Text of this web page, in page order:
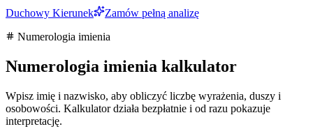
Duchowy Kierunek
Zamów pełną analizę
Numerologia imienia
Numerologia imienia kalkulator
Wpisz imię i nazwisko, aby obliczyć liczbę wyrażenia, duszy i
osobowości. Kalkulator działa bezpłatnie i od razu pokazuje
interpretację.